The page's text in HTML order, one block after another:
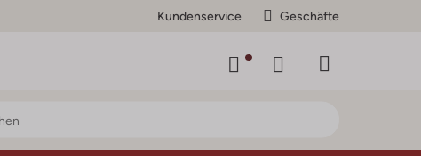
Kundenservice Geschäfte